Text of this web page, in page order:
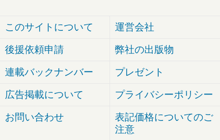
このサイトについて 運営会社
後援依頼申請 弊社の出版物
連載バックナンバー プレゼント
広告掲載について プライバシーポリシー
お問い合わせ
表記価格についてのご
注意